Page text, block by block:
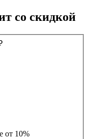
со скидкой
от 10%